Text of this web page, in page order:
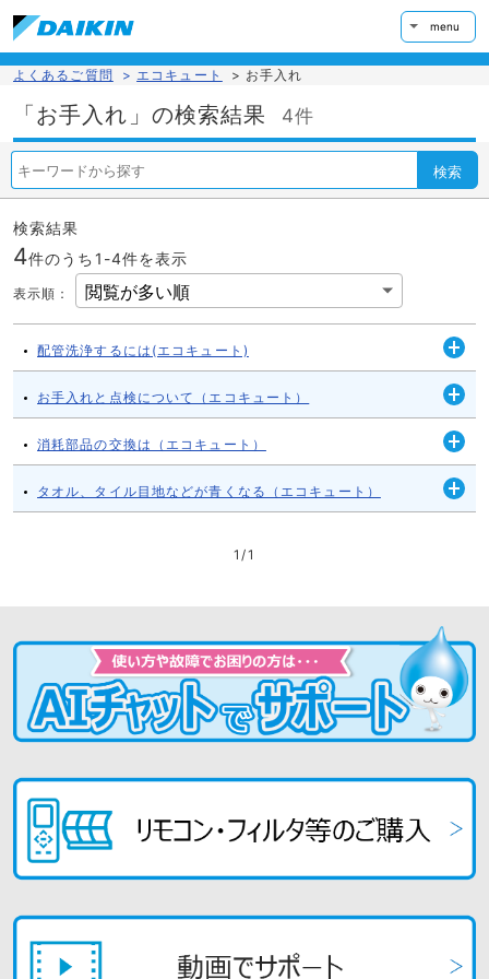
menu
よくあるご質問 > エコキュート > お手入れ
「お手入れ」の検索結果 4件
検索
検索結果
4件のうち1-4件を表示
表示順 ：
配管洗浄するには(エコキュート)
開
く
お手入れと点検について（エコキュート）
開
く
消耗部品の交換は（エコキュート）
開
く
タオル、タイル目地などが青くなる（エコキュート）
開
1 /1